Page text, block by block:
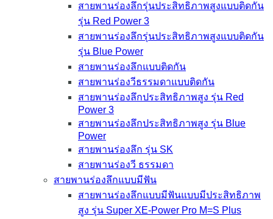
สายพานร่องลึกรุ่นประสิทธิภาพสูงแบบติดกัน
รุ่น Red Power 3
สายพานร่องลึกรุ่นประสิทธิภาพสูงแบบติดกัน
รุ่น Blue Power
สายพานร่องลึกแบบติดกัน
สายพานร่องวีธรรมดาแบบติดกัน
สายพานร่องลึกประสิทธิภาพสูง รุ่น Red
Power 3
สายพานร่องลึกประสิทธิภาพสูง รุ่น Blue
Power
สายพานร่องลึก รุ่น SK
สายพานร่องวี ธรรมดา
สายพานร่องลึกแบบมีฟัน
สายพานร่องลึกแบบมีฟันแบบมีประสิทธิภาพ
สูง รุ่น Super XE-Power Pro M=S Plus